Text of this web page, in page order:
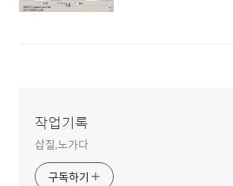
작업기록
삽질,노가다
구독하기